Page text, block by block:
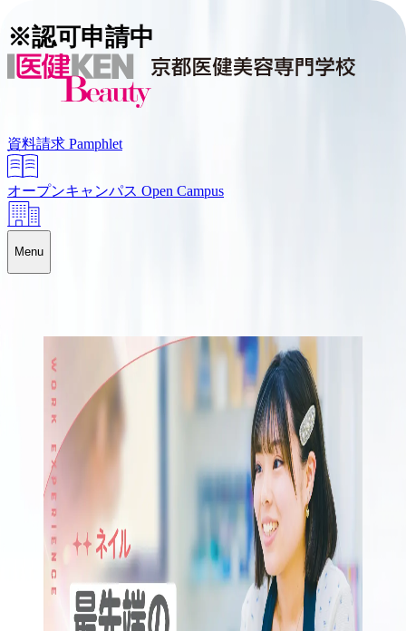
※認可申請中
資料請求 Pamphlet
オープンキャンパス Open Campus
Menu